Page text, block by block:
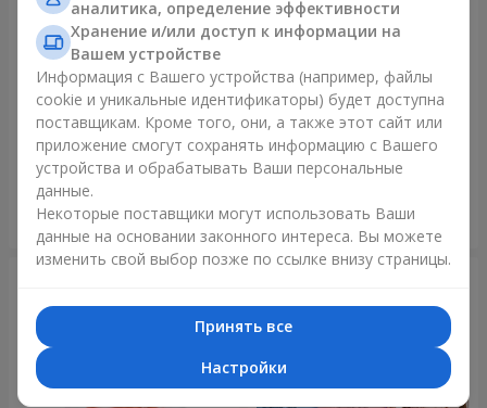
Микс гелиевых шариков
"Поздравление!"
Заказать
Коллекция шариков
"Веселый День Рождения" -
3 шарика
Заказать
аналитика, определение эффективности
Хранение и/или доступ к информации на
Вашем устройстве
Информация с Вашего устройства (например, файлы
cookie и уникальные идентификаторы) будет доступна
поставщикам. Кроме того, они, а также этот сайт или
приложение смогут сохранять информацию с Вашего
устройства и обрабатывать Ваши персональные
данные.
Некоторые поставщики могут использовать Ваши
данные на основании законного интереса. Вы можете
изменить свой выбор позже по ссылке внизу страницы.
Принять все
Настройки